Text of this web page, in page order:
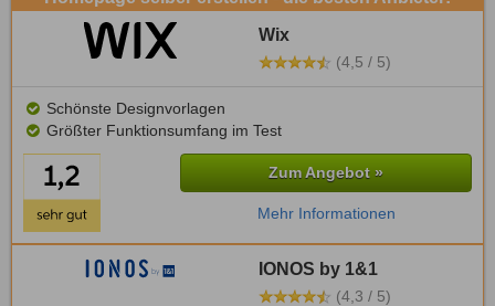
Wix
(4,5 / 5)
Schönste Designvorlagen
Größter Funktionsumfang im Test
Zum Angebot »
Mehr Informationen
IONOS by 1&1
(4,3 / 5)